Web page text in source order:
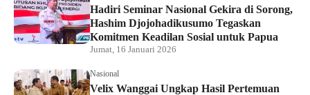
Hadiri Seminar Nasional Gekira di Sorong,
Hashim Djojohadikusumo Tegaskan
Komitmen Keadilan Sosial untuk Papua
Jumat, 16 Januari 2026
Nasional
Velix Wanggai Ungkap Hasil Pertemuan